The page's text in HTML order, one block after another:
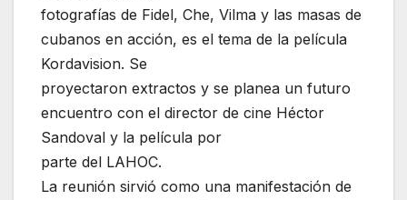
fotografías de Fidel, Che, Vilma y las masas de
cubanos en acción, es el tema de la película
Kordavision. Se
proyectaron extractos y se planea un futuro
encuentro con el director de cine Héctor
Sandoval y la película por
parte del LAHOC.
La reunión sirvió como una manifestación de